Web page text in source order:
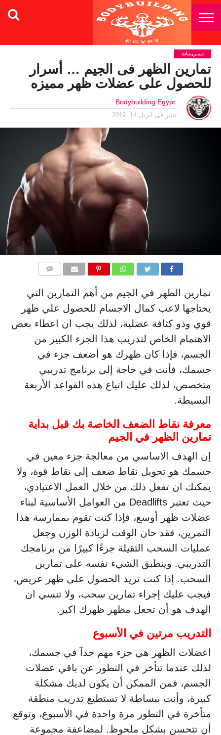
تـمـريـنـات
تمارين الظهر فى الجيم … أسرار
للحصول على عضلات ظهر مميزه
Bodybuilding Egypt
نشر فى أبريل 14, 2019
تمارين الظهر في الجيم من أهم التمارين التي
يحتاجها لاعب كمال الاجسام للحصول علي ظهر
قوي وذو كثافة عضلية، لذلك يجب ان اعطاء بعض
الاهتمام الخاص لتدريب هذا الجزء الكبير من
الجسم، فإذا كان ظهرك هو أضعف جزء في
جسمك، فأنت في حاجة إلى برنامج تدريبي
متخصص، لذلك عليك اتباع هذه القواعد الأربعة
البسيطة.
معرفة نقاط الضعف الخاصة بك قبل بداية
تمارين الظهر في الجيم
إن الهدف الاساسي من معالجة جزء معين في
جسمك هو تحويل نقاط ضعف إلى نقاط قوة، ولا
يمكنك ان تفعل ذلك من خلال العمل الاعتيادي،
حيث تعتبر Deadlifts من العوامل الأساسية لبناء
عضلات ظهر أوسع، فإذا كنت تقوم بممارسة هذا
التمرين، فقد حان الوقت لزيادة الوزن وجعل
عمليات السحب الثقيلة جزءًا كبيرًا من برنامجك
التدريبي. وينطبق الشيء نفسه على تمارين
السحب. إذا كنت تريد الحصول على ظهر عريض،
فيجب عليك إجراء تمارين سحب، ولا تنسي ان
الهدف هو أن تجعل مظهر ظهرك اكبر.
التدريب مرتين في الأسبوع
اعضلات الظهر هي جزء مهم جدآ في جسمك،
لذلك عندما تتأخر في التطور عن باقي عضلات
الجسم، فمن الممكن أن يكون لديك مشكلة
كبيرة، وأنت ببساطة لا تستطيع تدريب منطقة
متأخرة في التطور مرة واحدة في الأسبوع، وتوقع
أن تتحسن بشكل ملحوظ. لمضاعفة مجموعة